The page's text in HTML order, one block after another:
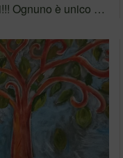
Ognuno è unico ed